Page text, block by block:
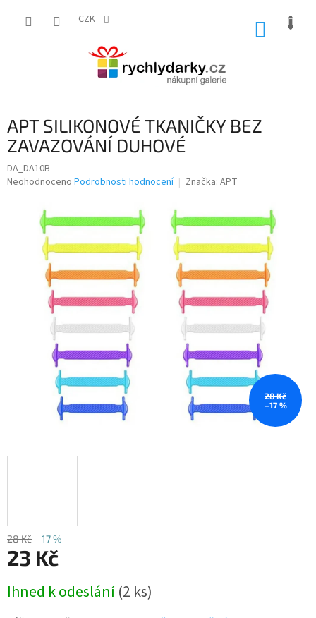
CZK
APT SILIKONOVÉ TKANIČKY BEZ
ZAVAZOVÁNÍ DUHOVÉ
DA_DA10B
Průměrné
produktu
hvězdiček.
Neohodnoceno Podrobnosti hodnocení Značka: APT
28 Kč
–17 %
28 Kč –17 %
23 Kč
cena:
Ihned k odeslání(2 ks)